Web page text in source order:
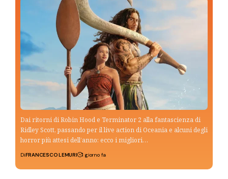
Dai ritorni di Robin Hood e Terminator 2 alla fantascienza di
Ridley Scott, passando per il live action di Oceania e alcuni degli
horror più attesi dell’anno: ecco i migliori…
DiFRANCESCO LEMURI 1 giorno fa